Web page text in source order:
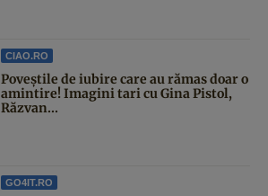
CIAO.RO
Poveştile de iubire care au rămas doar o
amintire! Imagini tari cu Gina Pistol,
Răzvan...
GO4IT.RO